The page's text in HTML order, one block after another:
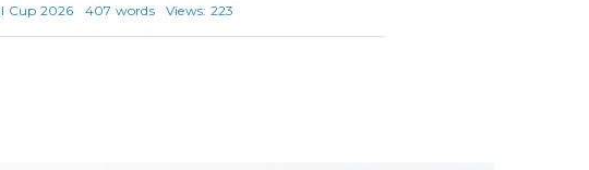
Cup 2026 407 words Views: 223